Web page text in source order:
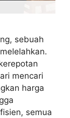
sebuah
mencari
harga
semua